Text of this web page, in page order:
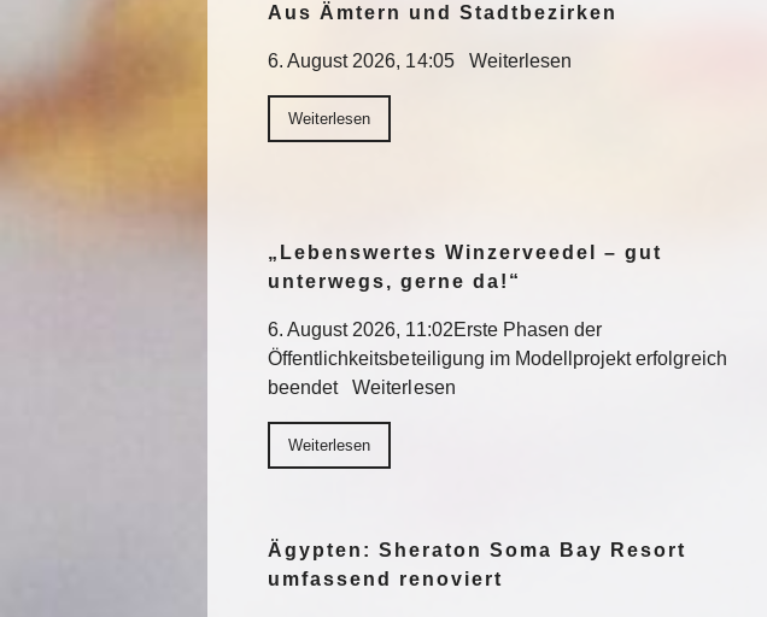
Aus Ämtern und Stadtbezirken
6. August 2026, 14:05 Weiterlesen
Weiterlesen
„Lebenswertes Winzerveedel – gut
unterwegs, gerne da!“
6. August 2026, 11:02Erste Phasen der
Öffentlichkeitsbeteiligung im Modellprojekt erfolgreich
beendet Weiterlesen
Weiterlesen
Ägypten: Sheraton Soma Bay Resort
umfassend renoviert